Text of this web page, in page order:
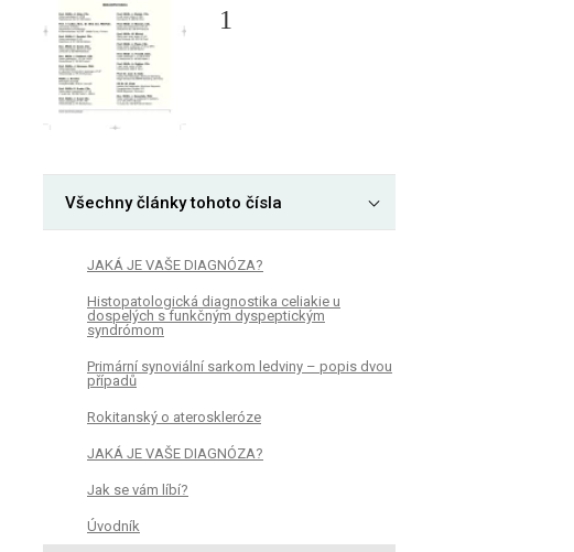
1
Všechny články tohoto čísla
JAKÁ JE VAŠE DIAGNÓZA?
Histopatologická diagnostika celiakie u
dospelých s funkčným dyspeptickým
syndrómom
Primární synoviální sarkom ledviny – popis dvou
případů
Rokitanský o ateroskleróze
JAKÁ JE VAŠE DIAGNÓZA?
Jak se vám líbí?
Úvodník